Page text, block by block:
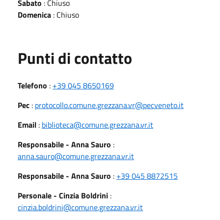
Sabato : Chiuso
Domenica : Chiuso
Punti di contatto
Telefono : +39 045 8650169
Pec : protocollo.comune.grezzana.vr@pecveneto.it
Email : biblioteca@comune.grezzana.vr.it
Responsabile - Anna Sauro :
anna.sauro@comune.grezzana.vr.it
Responsabile - Anna Sauro : +39 045 8872515
Personale - Cinzia Boldrini :
cinzia.boldrini@comune.grezzana.vr.it